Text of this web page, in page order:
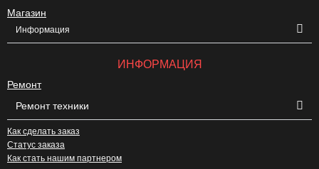
Магазин
Информация
ИНФОРМАЦИЯ
Ремонт
Ремонт техники
Как сделать заказ
Статус заказа
Как стать нашим партнером